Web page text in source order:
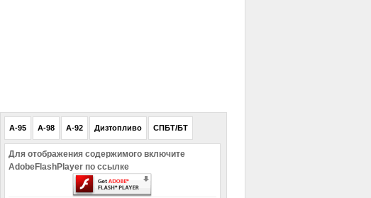
A-95 A-98 A-92 Дизтопливо СПБТ/БТ
Для отображения содержимого включите
AdobeFlashPlayer по ссылке